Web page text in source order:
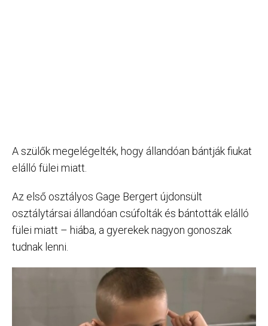
A szülők megelégelték, hogy állandóan bántják fiukat
elálló fülei miatt.
Az első osztályos Gage Bergert újdonsült
osztálytársai állandóan csúfolták és bántották elálló
fülei miatt – hiába, a gyerekek nagyon gonoszak
tudnak lenni.